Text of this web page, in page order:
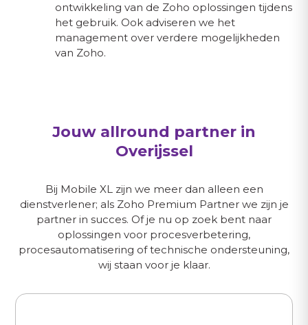
ontwikkeling van de Zoho oplossingen tijdens
het gebruik. Ook adviseren we het
management over verdere mogelijkheden
van Zoho.
Jouw allround partner in
Overijssel
Bij Mobile XL zijn we meer dan alleen een
dienstverlener; als Zoho Premium Partner we zijn je
partner in succes. Of je nu op zoek bent naar
oplossingen voor procesverbetering,
procesautomatisering of technische ondersteuning,
wij staan voor je klaar.